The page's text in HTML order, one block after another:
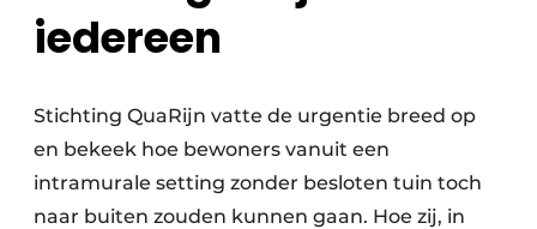
iedereen
Stichting QuaRijn vatte de urgentie breed op
en bekeek hoe bewoners vanuit een
intramurale setting zonder besloten tuin toch
naar buiten zouden kunnen gaan. Hoe zij, in